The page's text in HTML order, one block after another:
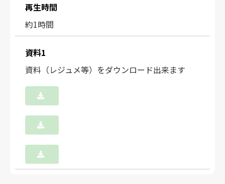
再生時間
約1時間
資料1
資料（レジュメ等）をダウンロード出来ます